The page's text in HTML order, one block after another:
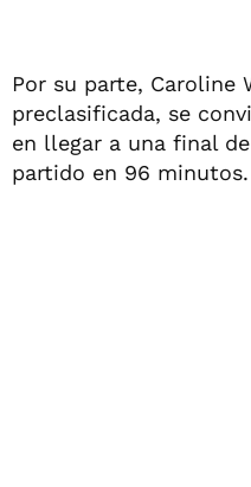
Por su parte, Caroline
preclasificada, se
en llegar a una final
partido en 96 minutos.